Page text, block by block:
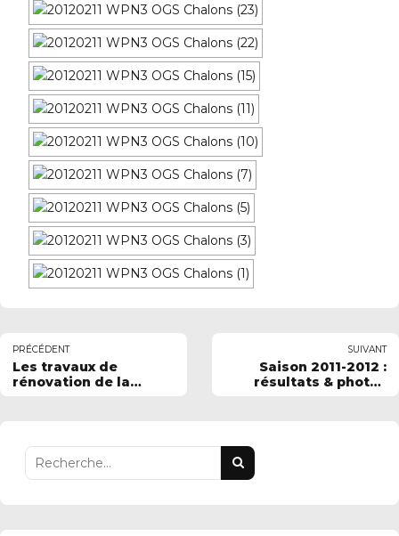
PRÉCÉDENT
Les travaux de
rénovation de la
SUIVANT
Saison 2011-2012 :
résultats & photos